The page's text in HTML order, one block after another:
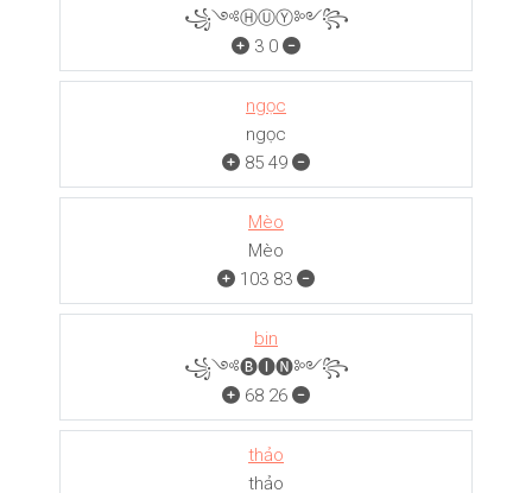
꧁༺ⒽⓊⓎ༻꧂
3 0
ngọc
ngọc
85 49
Mèo
Mèo
103 83
bin
꧁༺🅑🅘🅝༻꧂
68 26
thảo
thảo